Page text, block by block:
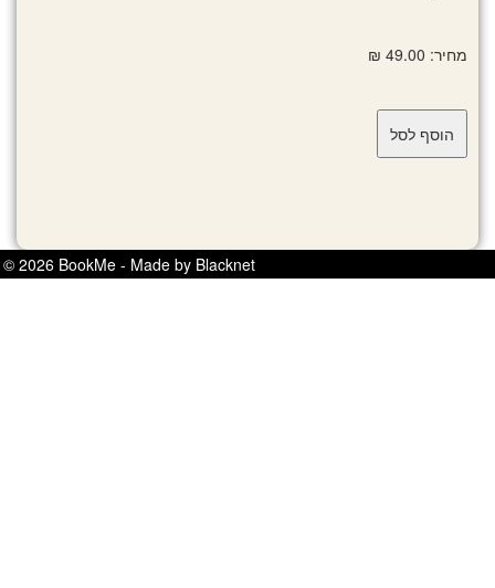
מחיר: 49.00 ₪
© 2026 BookMe - Made by Blacknet